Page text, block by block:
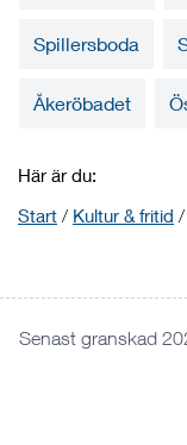
Spillersboda
Åkeröbadet
Här är du:
Start / Kultur & fritid /
Senast granskad